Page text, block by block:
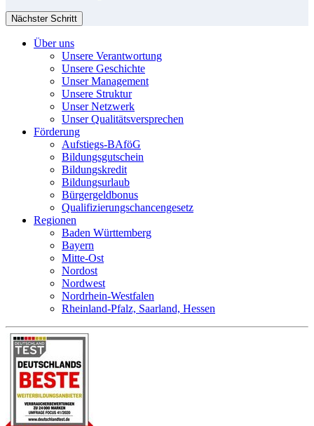
Nächster Schritt
Über uns
Unsere Verantwortung
Unsere Geschichte
Unser Management
Unsere Struktur
Unser Netzwerk
Unser Qualitätsversprechen
Förderung
Aufstiegs-BAföG
Bildungsgutschein
Bildungskredit
Bildungsurlaub
Bürgergeldbonus
Qualifizierungschancengesetz
Regionen
Baden Württemberg
Bayern
Mitte-Ost
Nordost
Nordwest
Nordrhein-Westfalen
Rheinland-Pfalz, Saarland, Hessen